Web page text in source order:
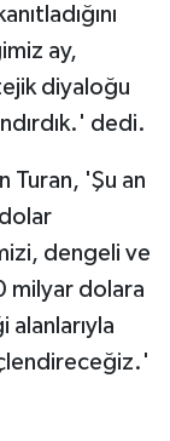
ay,
diyaloğu
dedi.
Turan, 'Şu an
dengeli ve
milyar dolara
alanlarıyla